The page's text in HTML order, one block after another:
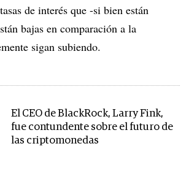
de interés que -si bien están
bajas en comparación a la
sigan subiendo.
El CEO de BlackRock, Larry Fink,
fue contundente sobre el futuro de
las criptomonedas